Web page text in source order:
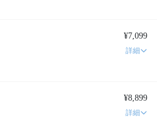
¥7,099
詳細
¥8,899
詳細